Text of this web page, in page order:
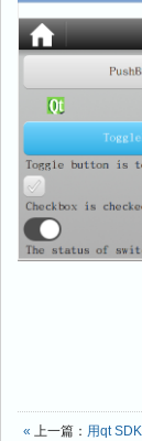
« 上一篇： 用qt